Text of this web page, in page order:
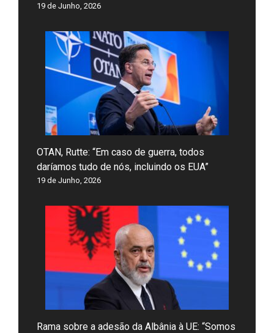
19 de Junho, 2026
OTAN, Rutte: “Em caso de guerra, todos
daríamos tudo de nós, incluindo os EUA”
19 de Junho, 2026
Rama sobre a adesão da Albânia à UE: “Somos